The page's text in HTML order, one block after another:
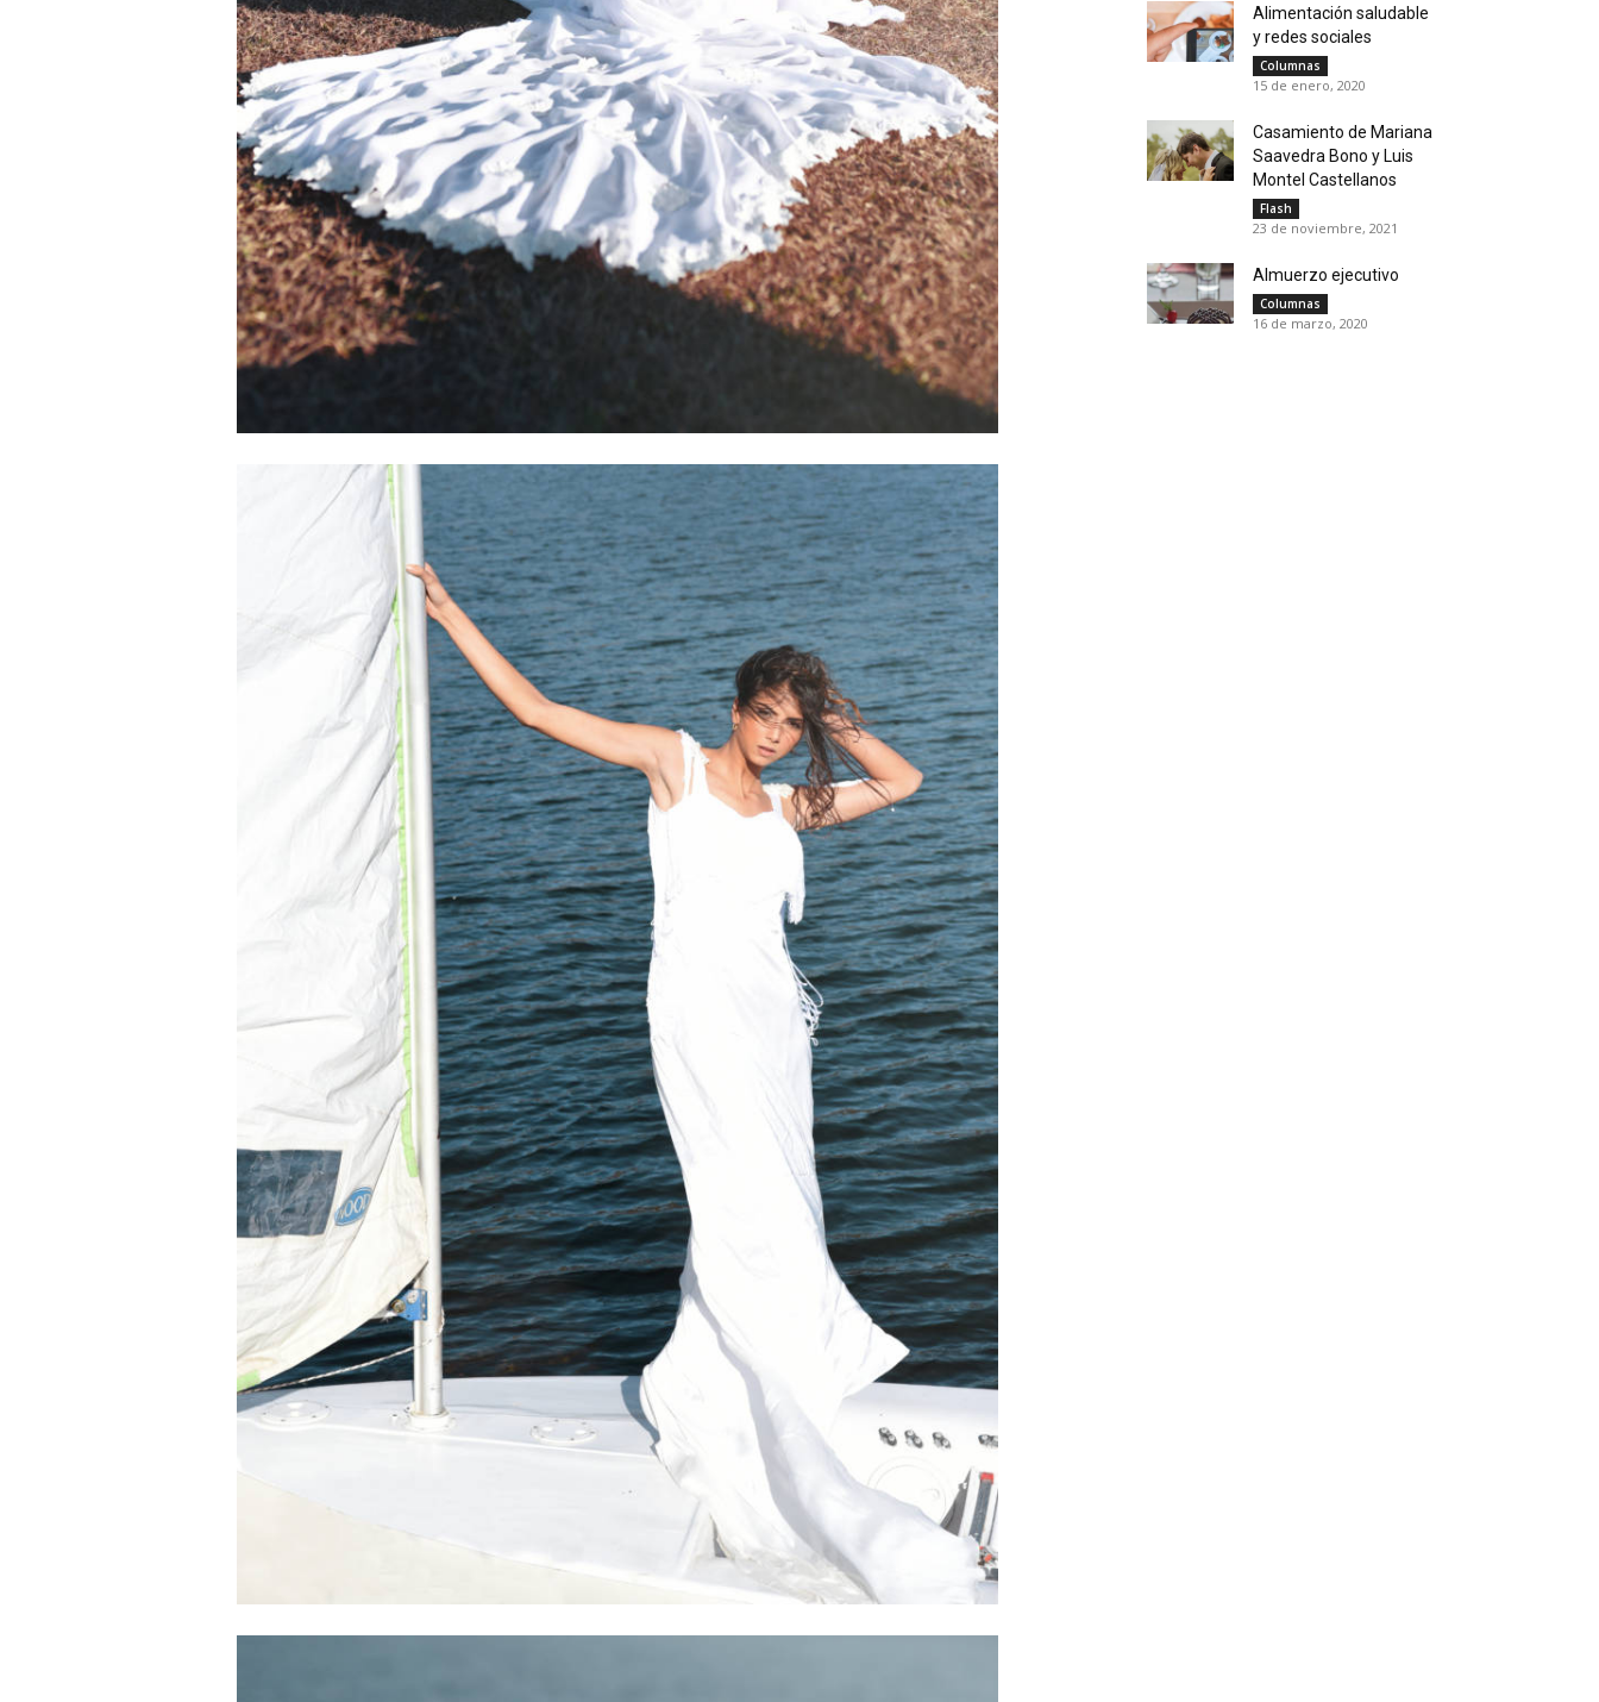
Alimentación saludable
y redes sociales
Columnas
15 de enero, 2020
Casamiento de Mariana
Saavedra Bono y Luis
Montel Castellanos
Flash
23 de noviembre, 2021
Almuerzo ejecutivo
Columnas
16 de marzo, 2020